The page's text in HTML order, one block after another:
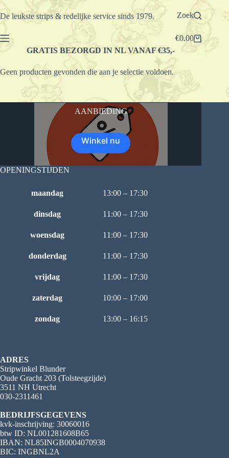
Ga
naar
De leukste strips & redelijke service sinds 1979. Zoek
Winkelwagen
€0.00
GRATIS BEZORGD IN NL VANAF €35,-
Geen producten gevonden die aan je selectie voldoen.
AANBIEDING
Winkel nu
OPENINGSTIJDEN
maandag 13:00 – 17:30
dinsdag 11:00 – 17:30
woensdag 11:00 – 17:30
donderdag 11:00 – 17:30
vrijdag 11:00 – 17:30
zaterdag 10:00 – 17:00
zondag 13:00 – 16:15
ADRES
Stripwinkel Blunder
Oude Gracht 203 (Tolsteegzijde)
3511 NH Utrecht
030-2311461
BEDRIJFSGEGEVENS
kvk-inschrijving: 30060016
btw ID: NL001281608B65
IBAN: NL85INGB0004070938
BIC: INGBNL2A